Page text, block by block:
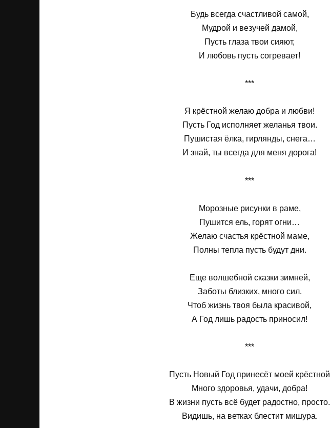
Будь всегда счастливой самой,
Мудрой и везучей дамой,
Пусть глаза твои сияют,
И любовь пусть согревает!
***
Я крёстной желаю добра и любви!
Пусть Год исполняет желанья твои.
Пушистая ёлка, гирлянды, снега…
И знай, ты всегда для меня дорога!
***
Морозные рисунки в раме,
Пушится ель, горят огни…
Желаю счастья крёстной маме,
Полны тепла пусть будут дни.
Еще волшебной сказки зимней,
Заботы близких, много сил.
Чтоб жизнь твоя была красивой,
А Год лишь радость приносил!
***
Пусть Новый Год принесёт моей крёстной
Много здоровья, удачи, добра!
В жизни пусть всё будет радостно, просто.
Видишь, на ветках блестит мишура.